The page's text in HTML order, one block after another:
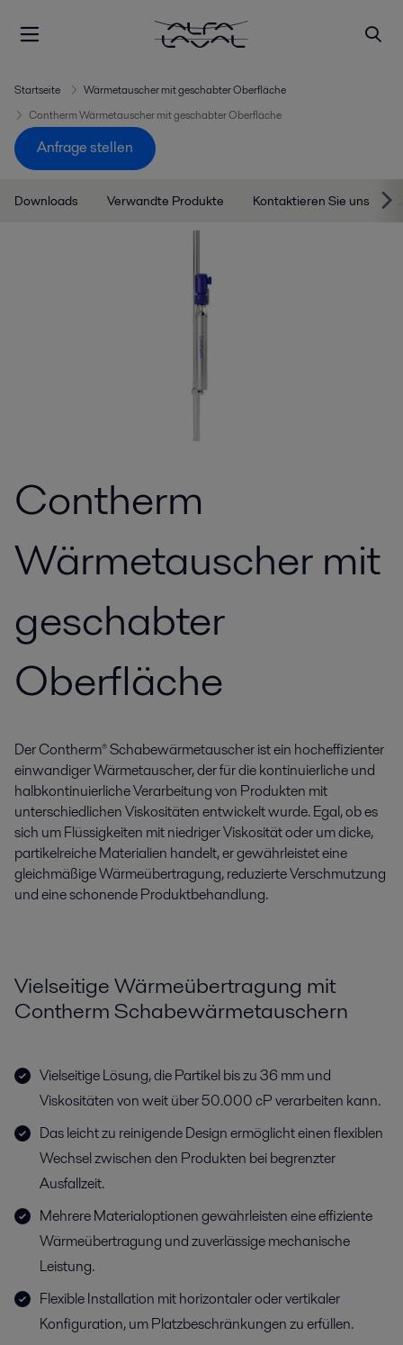
Startseite
Wärmetauscher mit geschabter Oberfläche
Contherm Wärmetauscher mit geschabter Oberfläche
Anfrage stellen
Downloads Verwandte Produkte Kontaktieren Sie uns
Contherm
Wärmetauscher mit
geschabter
Oberfläche
Der Contherm® Schabewärmetauscher ist ein hocheffizienter
einwandiger Wärmetauscher, der für die kontinuierliche und
halbkontinuierliche Verarbeitung von Produkten mit
unterschiedlichen Viskositäten entwickelt wurde. Egal, ob es
sich um Flüssigkeiten mit niedriger Viskosität oder um dicke,
partikelreiche Materialien handelt, er gewährleistet eine
gleichmäßige Wärmeübertragung, reduzierte Verschmutzung
und eine schonende Produktbehandlung.
Vielseitige Wärmeübertragung mit
Contherm Schabewärmetauschern
Vielseitige Lösung, die Partikel bis zu 36 mm und
Viskositäten von weit über 50.000 cP verarbeiten kann.
Das leicht zu reinigende Design ermöglicht einen flexiblen
Wechsel zwischen den Produkten bei begrenzter
Ausfallzeit.
Mehrere Materialoptionen gewährleisten eine effiziente
Wärmeübertragung und zuverlässige mechanische
Leistung.
Flexible Installation mit horizontaler oder vertikaler
Konfiguration, um Platzbeschränkungen zu erfüllen.